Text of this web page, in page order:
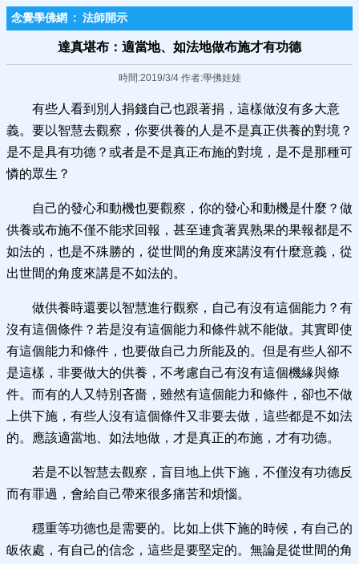
念覺學佛網 : 法師開示
達真堪布：適當地、如法地做布施才有功德
時間:2019/3/4 作者:學佛娃娃
有些人看到別人捐錢自己也跟著捐，這樣做沒有多大意
義。要以智慧去觀察，你要供養的人是不是真正供養的對境？
是不是具有功德？或者是不是真正布施的對境，是不是那種可
憐的眾生？
自己的發心和動機也要觀察，你的發心和動機是什麼？做
供養或布施不僅不能求回報，甚至連貪著異熟果的果報都是不
如法的，也是不殊勝的，從世間的角度來講沒有什麼意義，從
出世間的角度來講是不如法的。
做供養時還要以智慧進行觀察，自己有沒有這個能力？有
沒有這個條件？若是沒有這個能力和條件就不能做。其實即使
有這個能力和條件，也要做自己力所能及的。但是有些人卻不
是這樣，非要做大的供養，不考慮自己有沒有這個機緣與條
件。而有的人又特別吝嗇，雖然有這個能力和條件，卻也不做
上供下施，有些人沒有這個條件又非要去做，這些都是不如法
的。應該適當地、如法地做，才是真正的布施，才有功德。
若是不以智慧去觀察，盲目地上供下施，不僅沒有功德反
而有罪過，會給自己帶來很多痛苦和煩惱。
穩重等功德也是需要的。比如上供下施的時候，有自己的
皈依處，有自己的信念，這些是要堅定的。無論是從世間的角